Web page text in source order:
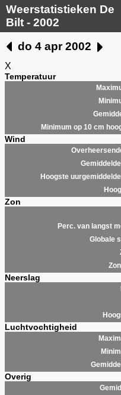
Weerstatistieken De
Bilt - 2002
do 4 apr 2002
X
Temperatuur
Minimum op 10 cm
Wind
Hoogste
Zon
Perc. van langst
Globale
Neerslag
Luchtvochtigheid
Overig